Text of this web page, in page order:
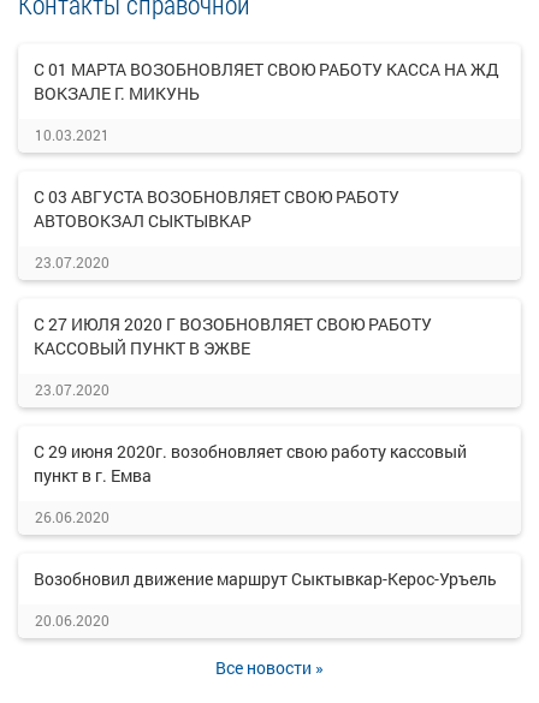
С 01 МАРТА ВОЗОБНОВЛЯЕТ СВОЮ РАБОТУ КАССА НА ЖД
ВОКЗАЛЕ Г. МИКУНЬ
10.03.2021
С 03 АВГУСТА ВОЗОБНОВЛЯЕТ СВОЮ РАБОТУ
АВТОВОКЗАЛ СЫКТЫВКАР
23.07.2020
С 27 ИЮЛЯ 2020 Г ВОЗОБНОВЛЯЕТ СВОЮ РАБОТУ
КАССОВЫЙ ПУНКТ В ЭЖВЕ
23.07.2020
С 29 июня 2020г. возобновляет свою работу кассовый
пункт в г. Емва
26.06.2020
Возобновил движение маршрут Сыктывкар-Керос-Уръель
20.06.2020
Все новости »